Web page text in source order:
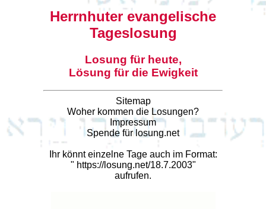
Herrnhuter evangelische
Tageslosung
Losung für heute,
Lösung für die Ewigkeit
Sitemap
Woher kommen die Losungen?
Impressum
Spende für losung.net
Ihr könnt einzelne Tage auch im Format:
" https://losung.net/18.7.2003"
aufrufen.